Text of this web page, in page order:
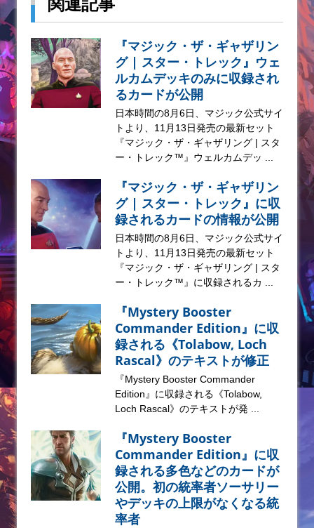
『マジック・ザ・ギャザリン
グ | スター・トレック』ウェ
ルカムデッキのみに収録され
るカードが公開
日本時間の8月6日、マジック公式サイ
トより、11月13日発売の最新セット
『マジック・ザ・ギャザリング | スタ
ー・トレック™』ウェルカムデッ ...
『マジック・ザ・ギャザリン
グ | スター・トレック』に収
録されるカードの情報が公開
日本時間の8月6日、マジック公式サイ
トより、11月13日発売の最新セット
『マジック・ザ・ギャザリング | スタ
ー・トレック™』に収録されるカ ...
『Mystery Booster
Commander Edition』に収
録される《Tolabow, Loch
Rascal》のテキストが修正
『Mystery Booster Commander
Edition』に収録される《Tolabow,
Loch Rascal》のテキストが発 ...
『Mystery Booster
Commander Edition』に収
録される多色などのカードが
公開。初の統率者ソーサリー
やデッキの上限がなくなる統
率者